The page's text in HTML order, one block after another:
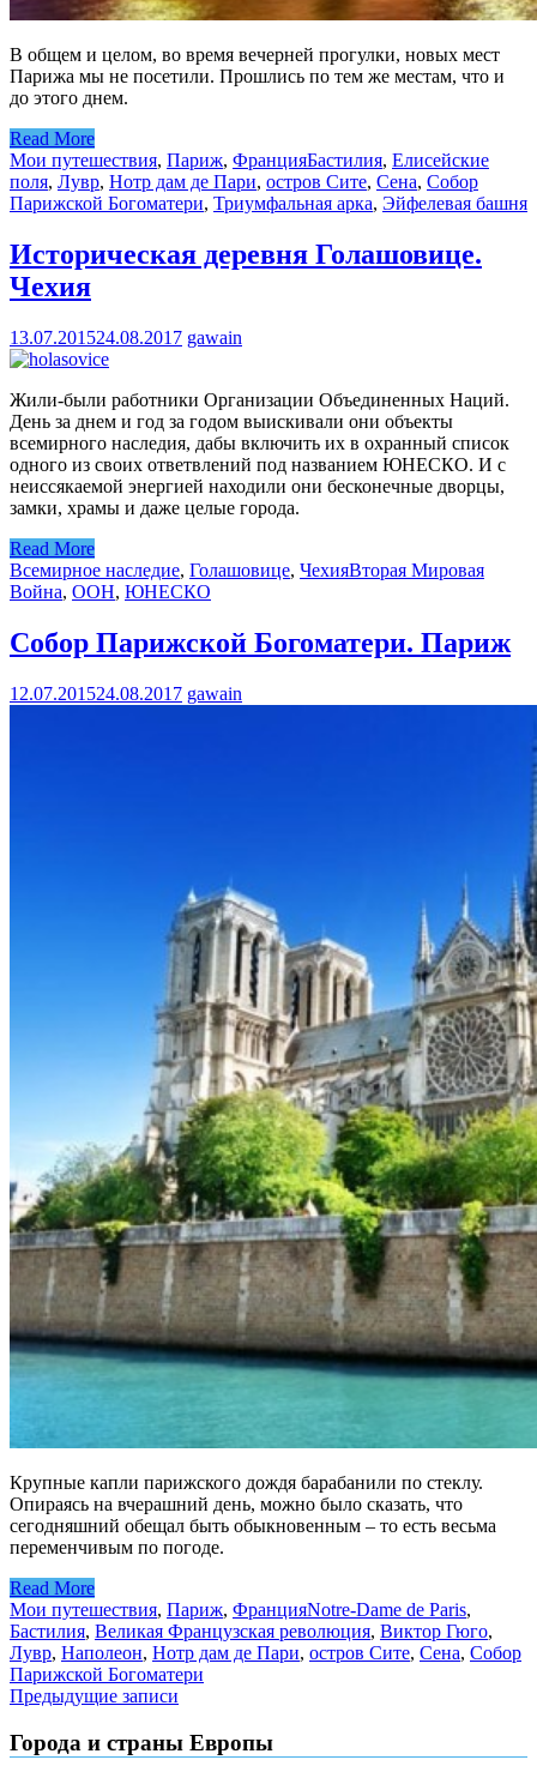
В общем и целом, во время вечерней прогулки, новых мест
Парижа мы не посетили. Прошлись по тем же местам, что и
до этого днем.
Read More
Мои путешествия, Париж, ФранцияБастилия, Елисейские
поля, Лувр, Нотр дам де Пари, остров Сите, Сена, Собор
Парижской Богоматери, Триумфальная арка, Эйфелевая башня
Историческая деревня Голашовице.
Чехия
13.07.201524.08.2017 gawain
Жили-были работники Организации Объединенных Наций.
День за днем и год за годом выискивали они объекты
всемирного наследия, дабы включить их в охранный список
одного из своих ответвлений под названием ЮНЕСКО. И с
неиссякаемой энергией находили они бесконечные дворцы,
замки, храмы и даже целые города.
Read More
Всемирное наследие, Голашовице, ЧехияВторая Мировая
Война, ООН, ЮНЕСКО
Собор Парижской Богоматери. Париж
12.07.201524.08.2017 gawain
Крупные капли парижского дождя барабанили по стеклу.
Опираясь на вчерашний день, можно было сказать, что
сегодняшний обещал быть обыкновенным – то есть весьма
переменчивым по погоде.
Read More
Мои путешествия, Париж, ФранцияNotre-Dame de Paris,
Бастилия, Великая Французская революция, Виктор Гюго,
Лувр, Наполеон, Нотр дам де Пари, остров Сите, Сена, Собор
Парижской Богоматери
Навигация
по
записям
Предыдущие записи
Города и страны Европы